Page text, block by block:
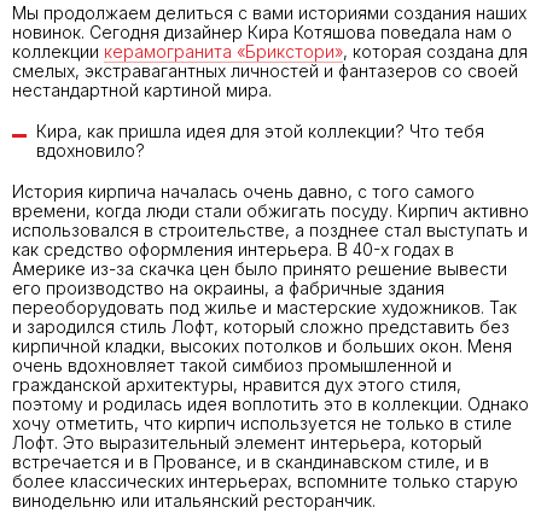
Мы продолжаем делиться с вами историями создания наших
новинок. Сегодня дизайнер Кира Котяшова поведала нам о
коллекции керамогранита «Брикстори», которая создана для
смелых, экстравагантных личностей и фантазеров со своей
нестандартной картиной мира.
Кира, как пришла идея для этой коллекции? Что тебя
вдохновило?
История кирпича началась очень давно, с того самого
времени, когда люди стали обжигать посуду. Кирпич активно
использовался в строительстве, а позднее стал выступать и
как средство оформления интерьера. В 40-х годах в
Америке из-за скачка цен было принято решение вывести
его производство на окраины, а фабричные здания
переоборудовать под жилье и мастерские художников. Так
и зародился стиль Лофт, который сложно представить без
кирпичной кладки, высоких потолков и больших окон. Меня
очень вдохновляет такой симбиоз промышленной и
гражданской архитектуры, нравится дух этого стиля,
поэтому и родилась идея воплотить это в коллекции. Однако
хочу отметить, что кирпич используется не только в стиле
Лофт. Это выразительный элемент интерьера, который
встречается и в Провансе, и в скандинавском стиле, и в
более классических интерьерах, вспомните только старую
винодельню или итальянский ресторанчик.